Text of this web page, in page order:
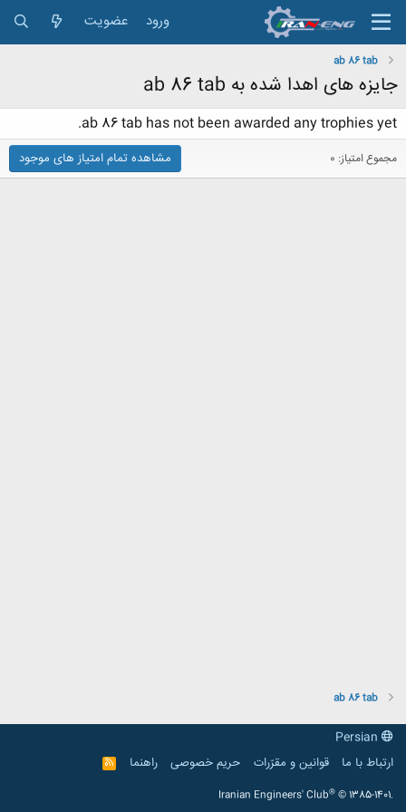
ورود عضویت
ab 86 tab
جایزه های اهدا شده به ab 86 tab
ab 86 tab has not been awarded any trophies yet.
مجموع امتیاز: 0 مشاهده تمام امتیاز های موجود
ab 86 tab
ارتباط با ما
قوانین و مقرّرات حریم خصوصی راهنما
R
S
Iranian Engineers' Club® © 1385-1401.